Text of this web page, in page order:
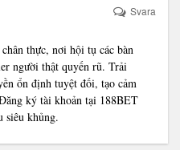
thực, nơi hội tụ các bàn
người thật quyến rũ. Trải
ổn định tuyệt đối, tạo cảm
ký tài khoản tại 188BET
siêu khủng.
Svara